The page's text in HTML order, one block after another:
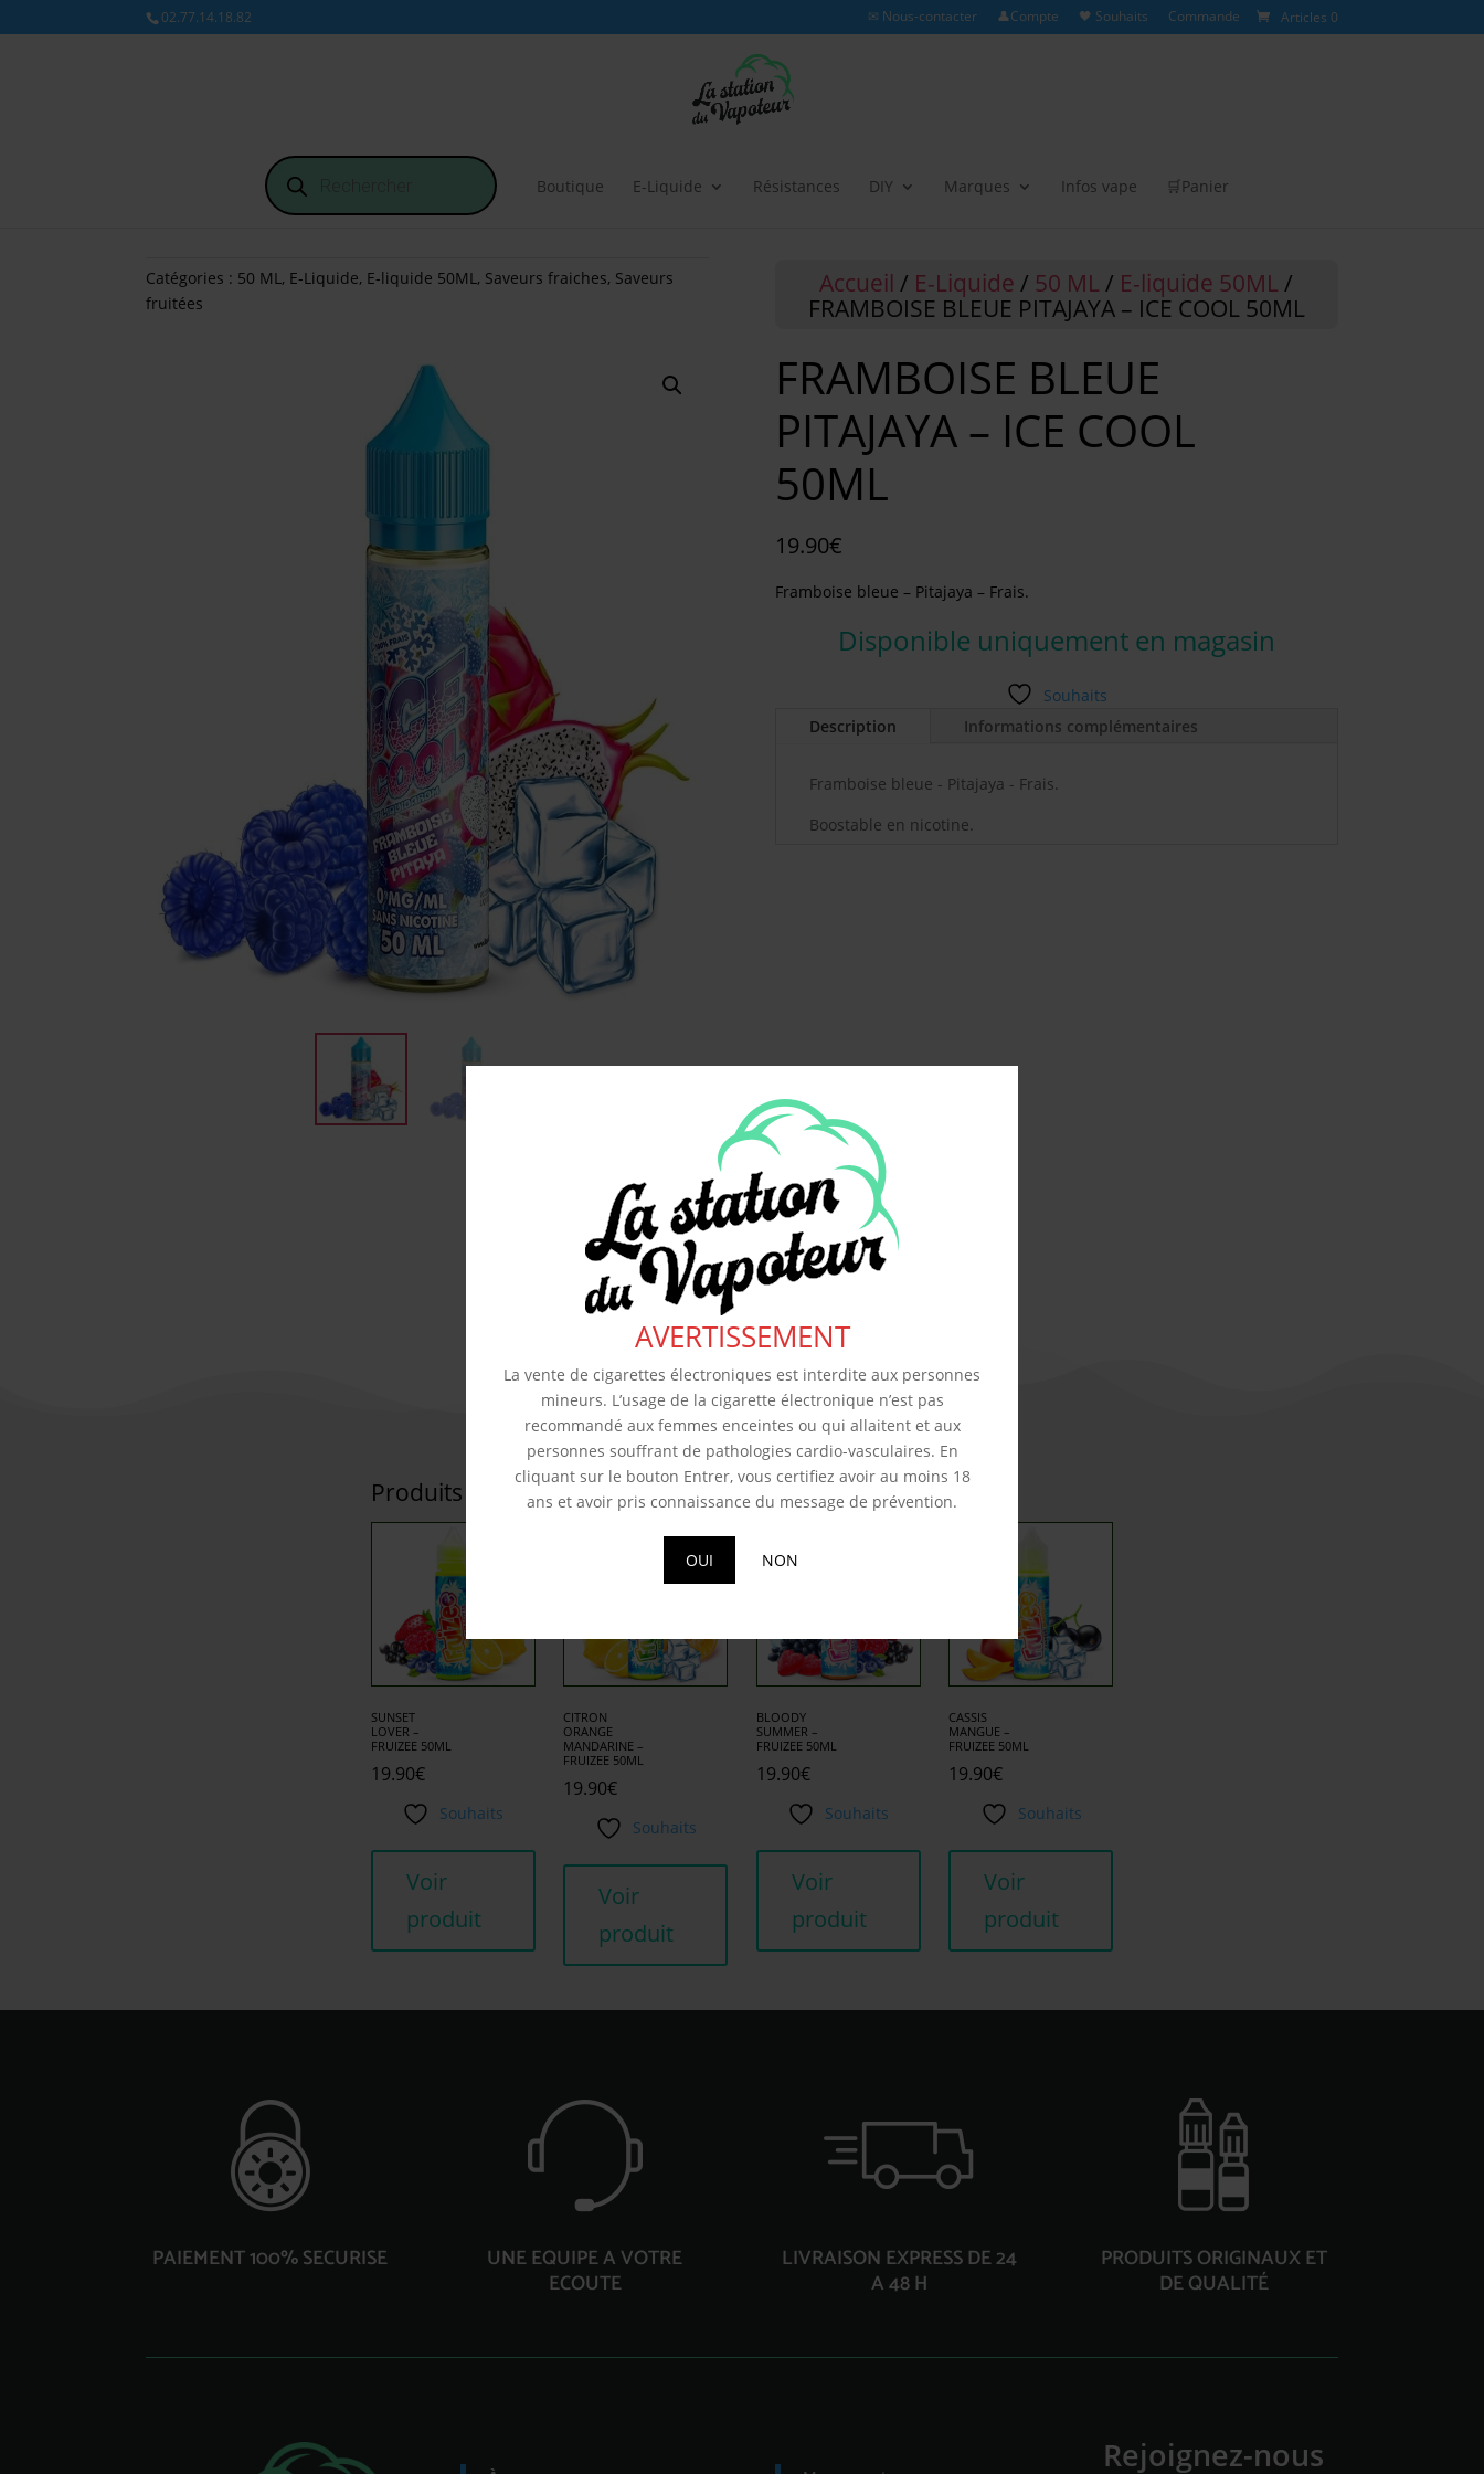
AVERTISSEMENT
La vente de cigarettes électroniques est interdite aux personnes
mineurs. L’usage de la cigarette électronique n’est pas
recommandé aux femmes enceintes ou qui allaitent et aux
personnes souffrant de pathologies cardio-vasculaires. En
cliquant sur le bouton Entrer, vous certifiez avoir au moins 18
ans et avoir pris connaissance du message de prévention.
OUI NON
02.77.14.18.82 ✉ Nous-contacter 👤Compte 🖤 Souhaits Commande Articles 0
Recherche
de
produits Boutique E-Liquide Résistances DIY Marques Infos vape 🛒Panier
Catégories : 50 ML, E-Liquide, E-liquide 50ML, Saveurs fraiches, Saveurs
fruitées
Accueil / E-Liquide / 50 ML / E-liquide 50ML /
FRAMBOISE BLEUE PITAJAYA – ICE COOL 50ML
FRAMBOISE BLEUE
PITAJAYA – ICE COOL
50ML
19.90€
Framboise bleue – Pitajaya – Frais.
Disponible uniquement en magasin
Souhaits
Description
Informations complémentaires
Framboise bleue - Pitajaya - Frais.
Boostable en nicotine.
Produits similaires
SUNSET
LOVER –
FRUIZEE 50ML
19.90€
Souhaits
Voir
produit
CITRON
ORANGE
MANDARINE –
FRUIZEE 50ML
19.90€
Souhaits
Voir
produit
BLOODY
SUMMER –
FRUIZEE 50ML
19.90€
Souhaits
Voir
produit
CASSIS
MANGUE –
FRUIZEE 50ML
19.90€
Souhaits
Voir
produit
PAIEMENT 100% SECURISE UNE EQUIPE A VOTRE
ECOUTE
LIVRAISON EXPRESS DE 24
A 48 H
PRODUITS ORIGINAUX ET
DE QUALITÉ
Rejoignez-nous